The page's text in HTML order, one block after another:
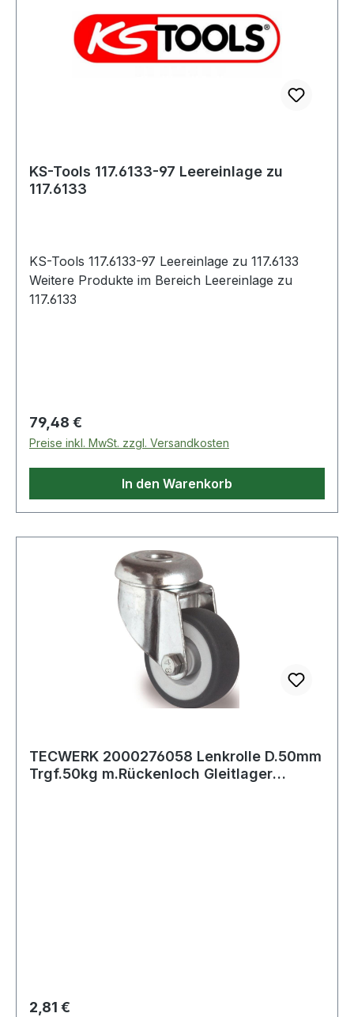
KS-Tools 117.6133-97 Leereinlage zu
117.6133
KS-Tools 117.6133-97 Leereinlage zu 117.6133
Weitere Produkte im Bereich Leereinlage zu
117.6133
Regulärer Preis:
79,48 €
Preise inkl. MwSt. zzgl. Versandkosten
In den Warenkorb
TECWERK 2000276058 Lenkrolle D.50mm
Trgf.50kg m.Rückenloch Gleitlager
Regulärer Preis:
2,81 €